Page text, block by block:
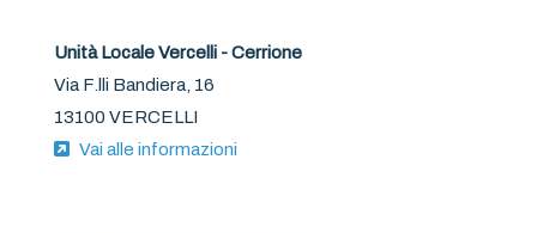
Unità Locale Vercelli - Cerrione
Via F.lli Bandiera, 16
13100 VERCELLI
Vai alle informazioni